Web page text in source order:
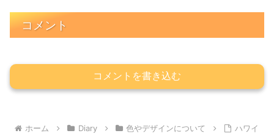
コメント
コメントを書き込む
ホーム Diary 色やデザインについて
ハワイ